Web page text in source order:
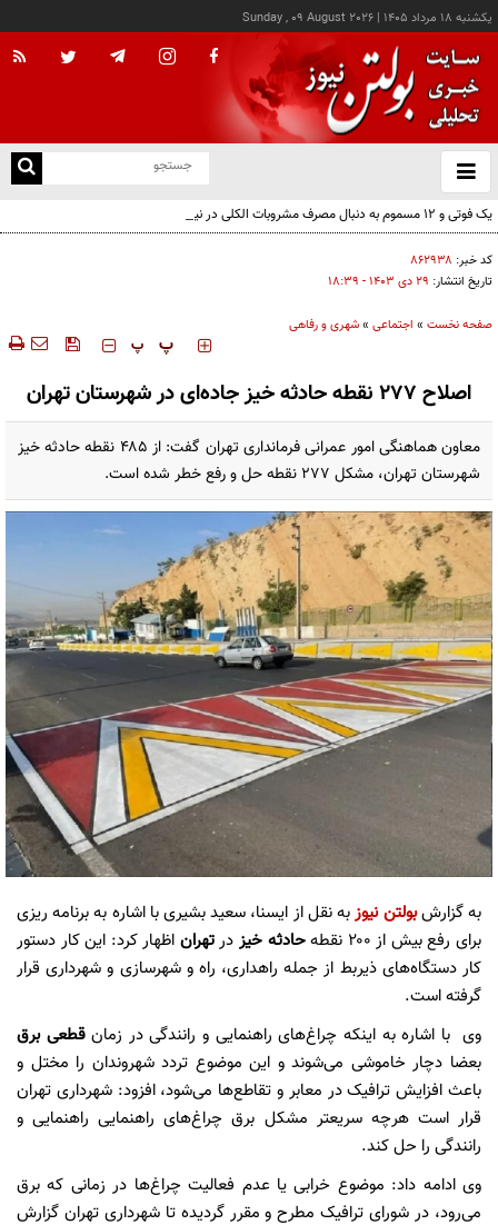
يکشنبه ۱۸ مرداد ۱۴۰۵ |
Sunday , 09 August 2026
باز
و
یک فوتی و ۱۲ مسموم به دنبال مصرف مشروبات الکلی در نیشابور
کد خبر: ۸۶۲۹۳۸
تاریخ انتشار: ۲۹ دی ۱۴۰۳ - ۱۸:۳۹
صفحه نخست » اجتماعی »شهری و رفاهی
‍‍‍ پ پ
اصلاح ۲۷۷ نقطه حادثه خیز جاده‌ای در شهرستان تهران
معاون هماهنگی امور عمرانی فرمانداری تهران گفت: از ۴۸۵ نقطه حادثه خیز
شهرستان تهران، مشکل ۲۷۷ نقطه حل و رفع خطر شده است.
به گزارشبولتن نیوزبه نقل از ایسنا، سعید بشیری با اشاره به برنامه ریزی
برای رفع بیش از ۲۰۰ نقطه
حادثه خیزدرتهران اظهار کرد: این کار دستور
کار دستگاه‌های ذیربط از جمله راهداری، راه و شهرسازی و شهرداری قرار
گرفته است.
وی با اشاره به اینکه چراغ‌های راهنمایی و رانندگی در زمانقطعی برق
بعضا دچار خاموشی می‌شوند و این موضوع تردد شهروندان را مختل و
باعث افزایش ترافیک در معابر و تقاطع‌ها می‌شود، افزود: شهرداری تهران
قرار است هرچه سریعتر مشکل برق چراغ‌های راهنمایی راهنمایی و
رانندگی را حل کند.
وی ادامه داد: موضوع خرابی یا عدم فعالیت چراغ‌ها در زمانی که برق
می‌رود، در شورای ترافیک مطرح و مقرر گردیده تا شهرداری تهران گزارش